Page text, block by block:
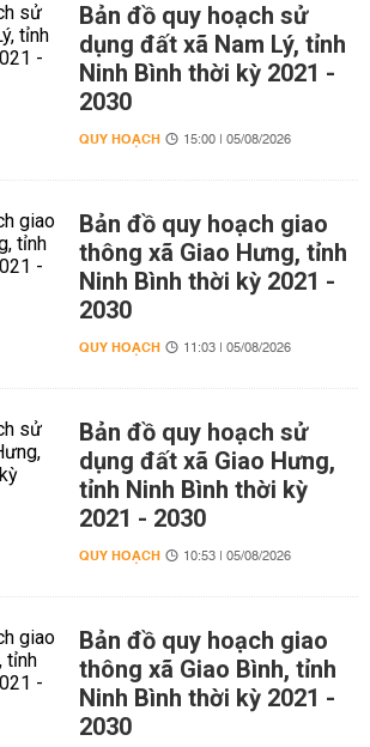
Bản đồ quy hoạch sử
dụng đất xã Nam Lý, tỉnh
Ninh Bình thời kỳ 2021 -
2030
QUY HOẠCH 15:00 | 05/08/2026
Bản đồ quy hoạch giao
thông xã Giao Hưng, tỉnh
Ninh Bình thời kỳ 2021 -
2030
QUY HOẠCH 11:03 | 05/08/2026
Bản đồ quy hoạch sử
dụng đất xã Giao Hưng,
tỉnh Ninh Bình thời kỳ
2021 - 2030
QUY HOẠCH 10:53 | 05/08/2026
Bản đồ quy hoạch giao
thông xã Giao Bình, tỉnh
Ninh Bình thời kỳ 2021 -
2030